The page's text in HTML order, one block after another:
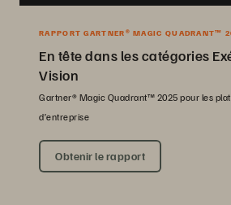
RAPPORT GARTNER® MAGIC QUADRANT™
En tête dans les catégories
Vision
Gartner® Magic Quadrant™ 2025 pour les
d’entreprise
Obtenir le rapport